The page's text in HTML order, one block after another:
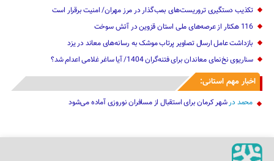
تکذیب دستگیری تروریست‌های بمب‌گذار در مرز مهران/ امنیت برقرار است
116 هکتار از عرصه‌های ملی استان قزوین در آتش سوخت
بازداشت عامل ارسال تصاویر پرتاب موشک به رسانه‌های معاند در یزد
سناریوی نخ‌نمای معاندان برای ‌فتنه‌گران 1404/ آیا ساغر غلامی اعدام شد؟
اخبار مهم استانی:
محمد درشهر کرمان برای استقبال از مسافران نوروزی آماده می‌شود